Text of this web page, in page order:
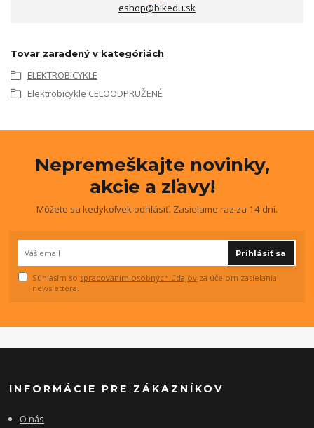
eshop@bikedu.sk
Tovar zaradený v kategóriách
ELEKTROBICYKLE
Elektrobicykle CELOODPRUŽENÉ
Nepremeškajte novinky,
akcie a zľavy!
Môžete sa kedykoľvek odhlásiť. Zasielame raz za 14 dní.
Prihlásiť sa
Súhlasím so spracovaním osobných údajov za účelom zasielania
newslettera.
INFORMÁCIE PRE ZÁKAZNÍKOV
O nás